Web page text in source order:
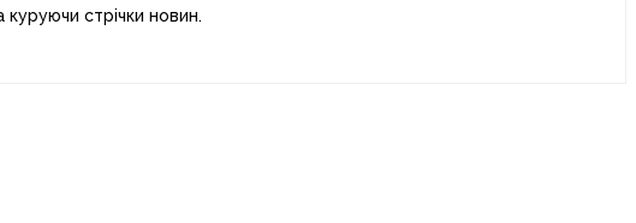
стрічки новин.